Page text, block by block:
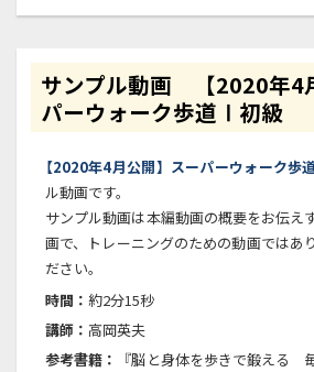
サンプル動画 【2020年4
パーウォーク歩道Ⅰ初級
【2020年4月公開】スーパーウォーク歩
ル動画です。
サンプル動画は本編動画の概要をお伝え
画で、トレーニングのための動画ではあ
ださい。
時間： 約2分15秒
講師： 高岡英夫
参考書籍：
『脳と身体を歩きで鍛える